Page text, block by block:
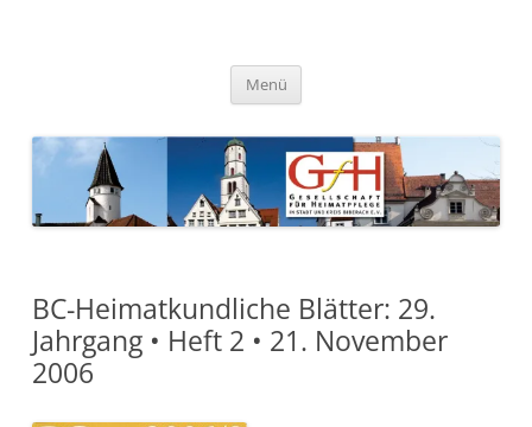
Gesellschaft für Heimatpflege
in Stadt und Kreis Biberach e.
V.
Menü
BC-Heimatkundliche Blätter: 29.
Jahrgang • Heft 2 • 21. November
2006